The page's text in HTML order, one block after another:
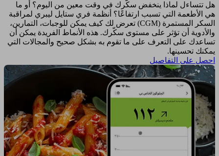
هل تتساءل لماذا ينخفض سكّرك في وقت معين من اليوم؟ أو ما
هي الأطعمة التي تسبب ارتفاعًا؟ أنظمة فري ستايل ليبري لمراقبة
السكر المستمرة (CGM) تعرض لك كيف يمكن للوجبات، التمارين،
والأدوية أن تؤثر على مستوى سكّرك. هذه الأنماط الفريدة يمكن أن
تساعدك على التعرف على ما تقوم به بشكل صحيح والمجالات التي
يمكنك تحسينها. ​
احصل على التفاصيل